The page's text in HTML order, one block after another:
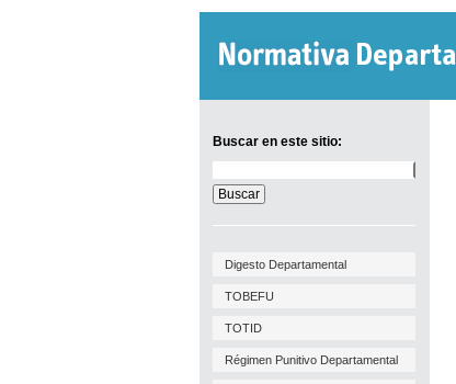
Buscar en este sitio:
en
este
sitio:
Digesto Departamental
TOBEFU
TOTID
Régimen Punitivo Departamental